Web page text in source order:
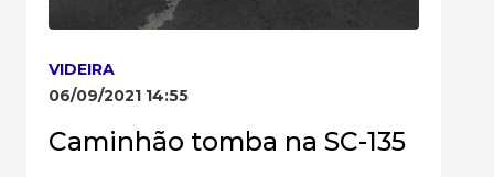
VIDEIRA
06/09/2021 14:55
Caminhão tomba na SC-135